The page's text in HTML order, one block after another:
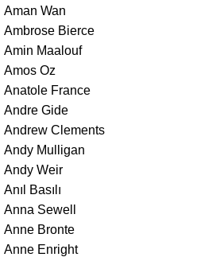
Aman Wan
Ambrose Bierce
Amin Maalouf
Amos Oz
Anatole France
Andre Gide
Andrew Clements
Andy Mulligan
Andy Weir
Anıl Basılı
Anna Sewell
Anne Bronte
Anne Enright